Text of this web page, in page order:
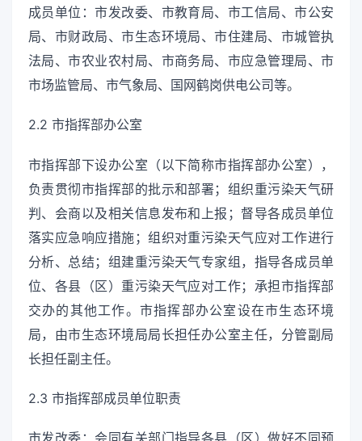
成员单位：市发改委、市教育局、市工信局、市公安
局、市财政局、市生态环境局、市住建局、市城管执
法局、市农业农村局、市商务局、市应急管理局、市
市场监管局、市气象局、国网鹤岗供电公司等。
2.2 市指挥部办公室
市指挥部下设办公室（以下简称市指挥部办公室），
负责贯彻市指挥部的批示和部署；组织重污染天气研
判、会商以及相关信息发布和上报；督导各成员单位
落实应急响应措施；组织对重污染天气应对工作进行
分析、总结；组建重污染天气专家组，指导各成员单
位、各县（区）重污染天气应对工作；承担市指挥部
交办的其他工作。市指挥部办公室设在市生态环境
局，由市生态环境局局长担任办公室主任，分管副局
长担任副主任。
2.3 市指挥部成员单位职责
市发改委：会同有关部门指导各县（区）做好不同预